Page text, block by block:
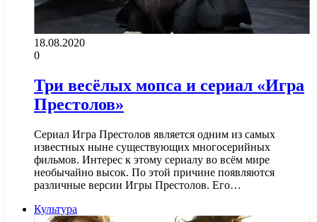
18.08.2020
0
Три весёлых мопса и сериал «Игра
Престолов»
Сериал Игра Престолов является одним из самых
известных ныне существующих многосерийных
фильмов. Интерес к этому сериалу во всём мире
необычайно высок. По этой причине появляются
различные версии Игры Престолов. Его…
Культура